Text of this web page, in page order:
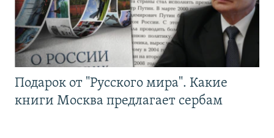
Подарок от "Русского мира". Какие
книги Москва предлагает сербам